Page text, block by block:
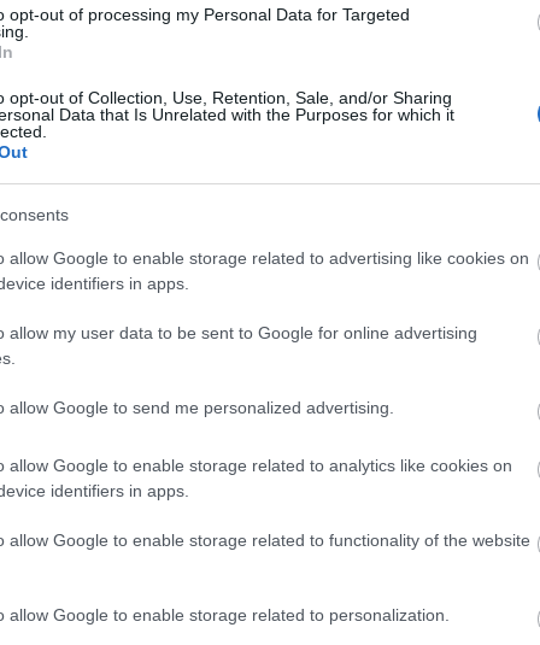
opt-out of processing my Personal Data for Targeted
opt-out of Collection, Use, Retention, Sale, and/or Sharing
Data that Is Unrelated with the Purposes for which it
allow Google to enable storage related to advertising like cookies on
identifiers in apps.
allow my user data to be sent to Google for online advertising
allow Google to send me personalized advertising.
allow Google to enable storage related to analytics like cookies on
identifiers in apps.
allow Google to enable storage related to functionality of the website
allow Google to enable storage related to personalization.
με το άρθρο 133 του Ν. 4548/2018, ότι
Μετόχων της Εταιρίας της 19.12.2025
95 μέτοχοι,
ονομαστικές μετοχές, επί συνόλου
μετοχών, ήτοι ποσοστό 73,597% του
18:49